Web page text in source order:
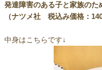
発達障害のある子と家族の
（ナツメ社 税込み価格：
中身はこちらです↓